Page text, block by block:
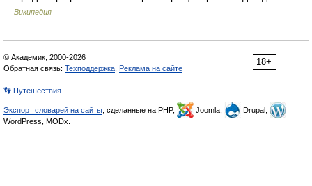
Википедия
18+
© Академик, 2000-2026
Обратная связь: Техподдержка Реклама на сайте
👣 Путешествия
Экспорт словарей на сайты , сделанные на PHP, Joomla,
Drupal,
WordPress, MODx.